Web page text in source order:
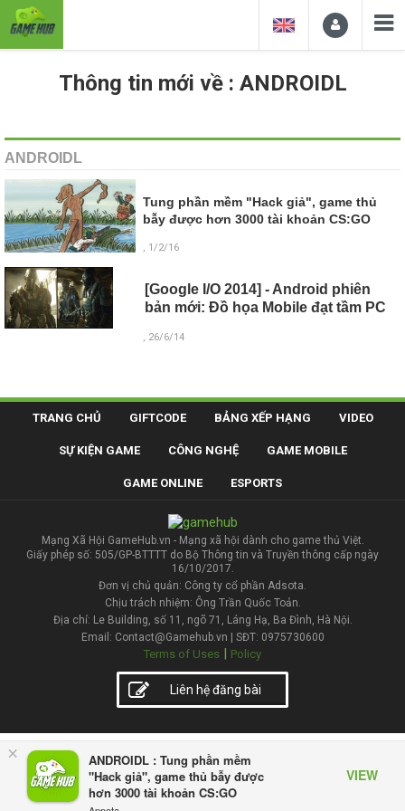
×
ANDROIDL : Tung phần mềm
"Hack giả", game thủ bẫy được
hơn 3000 tài khoản CS:GO
VIEW
Thông tin mới về : ANDROIDL
ANDROIDL
Tung phần mềm "Hack giả", game thủ
bẫy được hơn 3000 tài khoản CS:GO
, 1/2/16
[Google I/O 2014] - Android phiên
bản mới: Đồ họa Mobile đạt tầm PC
, 26/6/14
TRANG CHỦ GIFTCODE BẢNG XẾP HẠNG VIDEO
SỰ KIỆN GAME CÔNG NGHỆ GAME MOBILE
GAME ONLINE ESPORTS
Mạng Xã Hội GameHub.vn - Mạng xã hội dành cho game thủ Việt.
Giấy phép số: 505/GP-BTTTT do Bộ Thông tin và Truyền thông cấp ngày
16/10/2017.
Đơn vị chủ quản: Công ty cổ phần Adsota.
Chịu trách nhiệm: Ông Trần Quốc Toản.
Địa chỉ: Le Building, số 11, ngõ 71, Láng Hạ, Ba Đình, Hà Nội.
Email: Contact@Gamehub.vn | SĐT: 0975730600
Terms of Uses | Policy
Liên hệ đăng bài